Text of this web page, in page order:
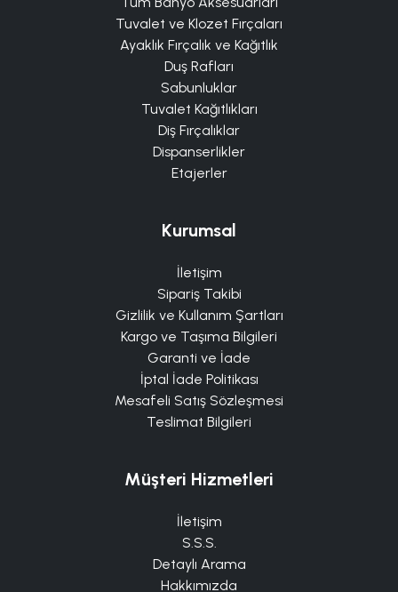
Tuvalet ve Klozet Fırçaları
Ayaklık Fırçalık ve Kağıtlık
Duş Rafları
Sabunluklar
Tuvalet Kağıtlıkları
Diş Fırçalıklar
Dispanserlikler
Etajerler
Kurumsal
İletişim
Sipariş Takibi
Gizlilik ve Kullanım Şartları
Kargo ve Taşıma Bilgileri
Garanti ve İade
İptal İade Politikası
Mesafeli Satış Sözleşmesi
Teslimat Bilgileri
Müşteri Hizmetleri
İletişim
S.S.S.
Detaylı Arama
Hakkımızda